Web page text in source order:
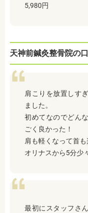
5,980円
天神前鍼灸整骨院の
肩こりを放置しす
ました。
初めてなのでどん
ごく良かった！
肩も軽くなって首も
オリナスから5分少
最初にスタッフさ